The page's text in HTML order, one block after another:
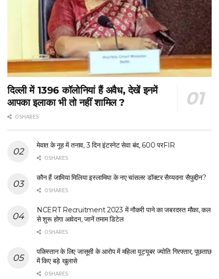
दिल्ली में 1396 कॉलोनियां हैं अवैध, देखें इनमें
आपका इलाका भी तो नहीं शामिल ?
0 SHARES
मेवात के नूह में तनाव, 3 दिन इंटरनेट सेवा बंद, 600 परFIR
0 SHARES
कौन हैं जामिया मिलिया इस्लामिया के नए चांसलर डॉक्टर सैय्यदना सैफुद्दीन?
0 SHARES
NCERT Recruitment 2023 में नौकरी पाने का जबरदस्त मौका, कल
से शुरू होगा आवेदन, जानें तमाम डिटेल
0 SHARES
पकिस्तान के लिए जासूसी के आरोप में महिला यूट्यूबर ज्योति गिरफ्तार, पूछताछ
में किए बड़े खुलासे
0 SHARES